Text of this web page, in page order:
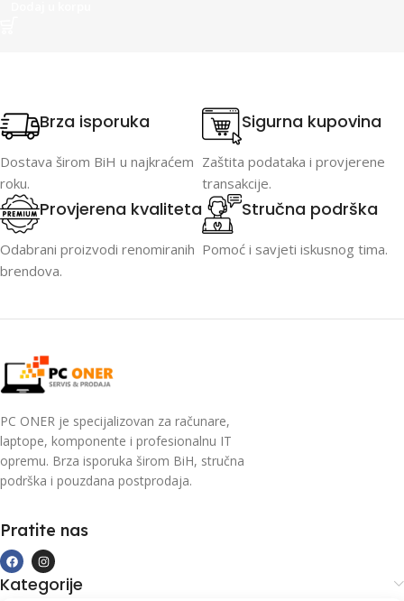
Brza isporuka
Dostava širom BiH u najkraćem
roku.
Sigurna kupovina
Zaštita podataka i provjerene
transakcije.
Provjerena kvaliteta
Odabrani proizvodi renomiranih
brendova.
Stručna podrška
Pomoć i savjeti iskusnog tima.
PC ONER je specijalizovan za računare,
laptope, komponente i profesionalnu IT
opremu. Brza isporuka širom BiH, stručna
podrška i pouzdana postprodaja.
Pratite nas
Kategorije